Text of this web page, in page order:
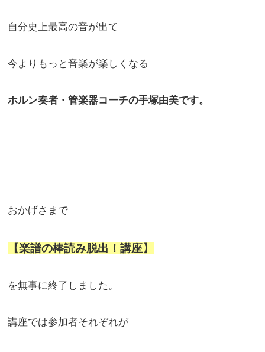
自分史上最高の音が出て
今よりもっと音楽が楽しくなる
ホルン奏者・管楽器コーチの手塚由美です。
おかげさまで
【楽譜の棒読み脱出！講座】
を無事に終了しました。
講座では参加者それぞれが